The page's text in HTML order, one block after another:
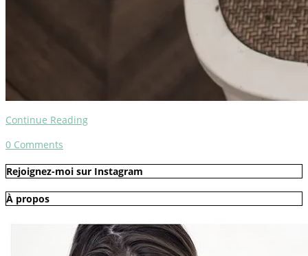
Continue Reading
0 Comments
Rejoignez-moi sur Instagram
À propos